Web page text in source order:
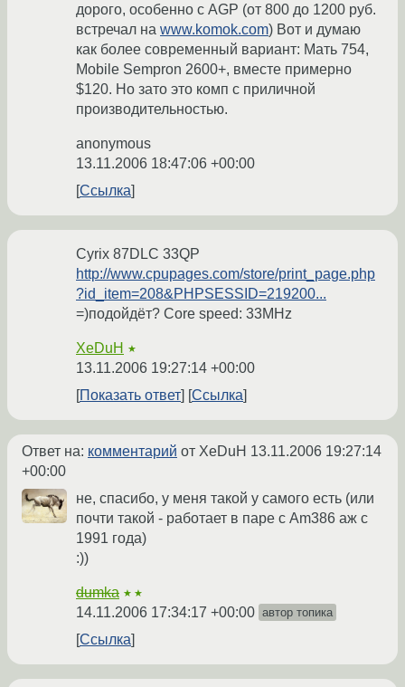
дорого, особенно с AGP (от 800 до 1200 руб.
встречал на www.komok.com) Вот и думаю
как более современный вариант: Мать 754,
Mobile Sempron 2600+, вместе примерно
$120. Но зато это комп с приличной
производительностью.
anonymous
13.11.2006 18:47:06 +00:00
Ссылка
Cyrix 87DLC 33QP
http://www.cpupages.com/store/print_page.php
?id_item=208&PHPSESSID=219200...
=)подойдёт? Core speed: 33MHz
XeDuH ★
13.11.2006 19:27:14 +00:00
Показать ответ
Ссылка
Ответ на: комментарий от XeDuH 13.11.2006 19:27:14
+00:00
не, спасибо, у меня такой у самого есть (или
почти такой - работает в паре с Am386 аж с
1991 года)
:))
dumka ★★
14.11.2006 17:34:17 +00:00 автор топика
Ссылка